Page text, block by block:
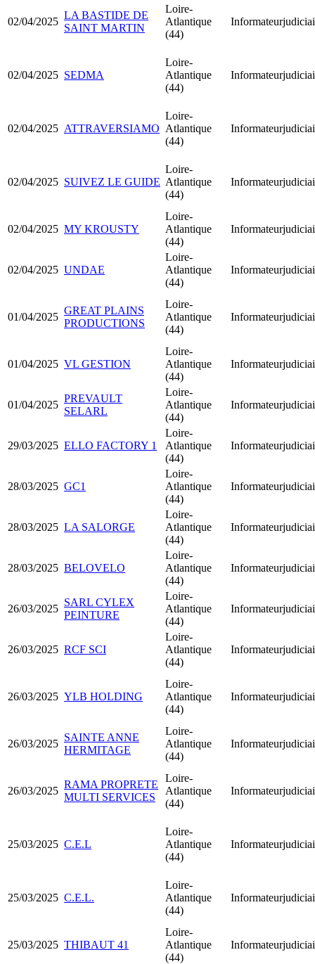
02/04/2025
LA BASTIDE DE
SAINT MARTIN
Loire-
Atlantique
(44)
02/04/2025 SEDMA
Loire-
Atlantique
(44)
02/04/2025 ATTRAVERSIAMO
Loire-
Atlantique
(44)
02/04/2025 SUIVEZ LE GUIDE
Loire-
Atlantique
(44)
02/04/2025 MY KROUSTY
Loire-
Atlantique
(44)
02/04/2025 UNDAE
Loire-
Atlantique
(44)
01/04/2025
GREAT PLAINS
PRODUCTIONS
Loire-
Atlantique
(44)
01/04/2025 VL GESTION
Loire-
Atlantique
(44)
01/04/2025
PREVAULT
SELARL
Loire-
Atlantique
(44)
29/03/2025 ELLO FACTORY 1
Loire-
Atlantique
(44)
28/03/2025 GC1
Loire-
Atlantique
(44)
28/03/2025 LA SALORGE
Loire-
Atlantique
(44)
28/03/2025 BELOVELO
Loire-
Atlantique
(44)
26/03/2025
SARL CYLEX
PEINTURE
Loire-
Atlantique
(44)
26/03/2025 RCF SCI
Loire-
Atlantique
(44)
26/03/2025 YLB HOLDING
Loire-
Atlantique
(44)
26/03/2025
SAINTE ANNE
HERMITAGE
Loire-
Atlantique
(44)
26/03/2025
RAMA PROPRETE
MULTI SERVICES
Loire-
Atlantique
(44)
25/03/2025 C.E.L
Loire-
Atlantique
(44)
25/03/2025 C.E.L.
Loire-
Atlantique
(44)
25/03/2025 THIBAUT 41
Loire-
Atlantique
(44)